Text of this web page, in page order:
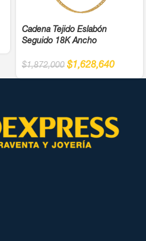
Cadena Tejido Eslabón
Seguido 18K Ancho
$1,872,000 $1,628,640